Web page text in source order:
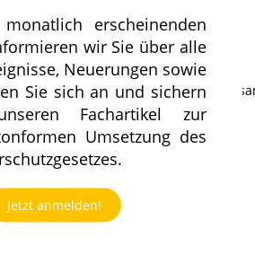
erscheinenden
wir Sie über alle
Neuerungen sowie
Sie sich an und sichern
Fachartikel zur
Umsetzung des
Jetzt anmelden!
werden.
von zu Hause oder unterwegs